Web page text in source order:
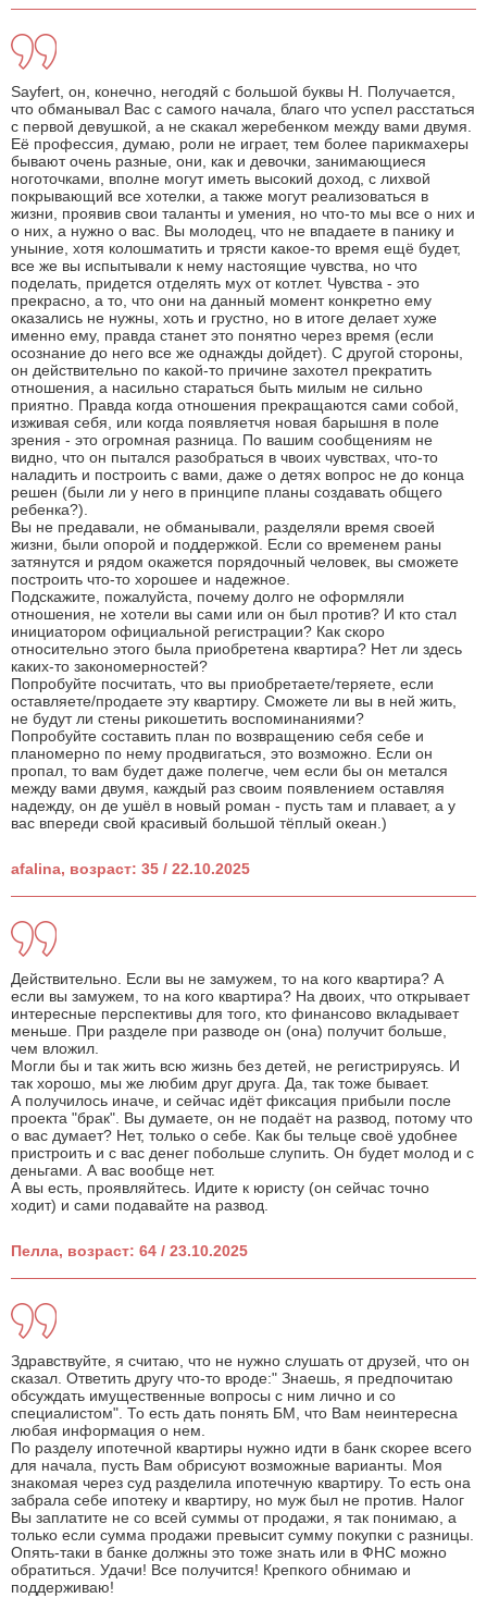
Sayfert, он, конечно, негодяй с большой буквы Н. Получается,
что обманывал Вас с самого начала, благо что успел расстаться
с первой девушкой, а не скакал жеребенком между вами двумя.
Её профессия, думаю, роли не играет, тем более парикмахеры
бывают очень разные, они, как и девочки, занимающиеся
ноготочками, вполне могут иметь высокий доход, с лихвой
покрывающий все хотелки, а также могут реализоваться в
жизни, проявив свои таланты и умения, но что-то мы все о них и
о них, а нужно о вас. Вы молодец, что не впадаете в панику и
уныние, хотя колошматить и трясти какое-то время ещё будет,
все же вы испытывали к нему настоящие чувства, но что
поделать, придется отделять мух от котлет. Чувства - это
прекрасно, а то, что они на данный момент конкретно ему
оказались не нужны, хоть и грустно, но в итоге делает хуже
именно ему, правда станет это понятно через время (если
осознание до него все же однажды дойдет). С другой стороны,
он действительно по какой-то причине захотел прекратить
отношения, а насильно стараться быть милым не сильно
приятно. Правда когда отношения прекращаются сами собой,
изживая себя, или когда появляетчя новая барышня в поле
зрения - это огромная разница. По вашим сообщениям не
видно, что он пытался разобраться в чвоих чувствах, что-то
наладить и построить с вами, даже о детях вопрос не до конца
решен (были ли у него в принципе планы создавать общего
ребенка?).
Вы не предавали, не обманывали, разделяли время своей
жизни, были опорой и поддержкой. Если со временем раны
затянутся и рядом окажется порядочный человек, вы сможете
построить что-то хорошее и надежное.
Подскажите, пожалуйста, почему долго не оформляли
отношения, не хотели вы сами или он был против? И кто стал
инициатором официальной регистрации? Как скоро
относительно этого была приобретена квартира? Нет ли здесь
каких-то закономерностей?
Попробуйте посчитать, что вы приобретаете/теряете, если
оставляете/продаете эту квартиру. Сможете ли вы в ней жить,
не будут ли стены рикошетить воспоминаниями?
Попробуйте составить план по возвращению себя себе и
планомерно по нему продвигаться, это возможно. Если он
пропал, то вам будет даже полегче, чем если бы он метался
между вами двумя, каждый раз своим появлением оставляя
надежду, он де ушёл в новый роман - пусть там и плавает, а у
вас впереди свой красивый большой тёплый океан.)
afalina, возраст: 35 / 22.10.2025
Действительно. Если вы не замужем, то на кого квартира? А
если вы замужем, то на кого квартира? На двоих, что открывает
интересные перспективы для того, кто финансово вкладывает
меньше. При разделе при разводе он (она) получит больше,
чем вложил.
Могли бы и так жить всю жизнь без детей, не регистрируясь. И
так хорошо, мы же любим друг друга. Да, так тоже бывает.
А получилось иначе, и сейчас идёт фиксация прибыли после
проекта "брак". Вы думаете, он не подаёт на развод, потому что
о вас думает? Нет, только о себе. Как бы тельце своё удобнее
пристроить и с вас денег побольше слупить. Он будет молод и с
деньгами. А вас вообще нет.
А вы есть, проявляйтесь. Идите к юристу (он сейчас точно
ходит) и сами подавайте на развод.
Пелла, возраст: 64 / 23.10.2025
Здравствуйте, я считаю, что не нужно слушать от друзей, что он
сказал. Ответить другу что-то вроде:" Знаешь, я предпочитаю
обсуждать имущественные вопросы с ним лично и со
специалистом". То есть дать понять БМ, что Вам неинтересна
любая информация о нем.
По разделу ипотечной квартиры нужно идти в банк скорее всего
для начала, пусть Вам обрисуют возможные варианты. Моя
знакомая через суд разделила ипотечную квартиру. То есть она
забрала себе ипотеку и квартиру, но муж был не против. Налог
Вы заплатите не со всей суммы от продажи, я так понимаю, а
только если сумма продажи превысит сумму покупки с разницы.
Опять-таки в банке должны это тоже знать или в ФНС можно
обратиться. Удачи! Все получится! Крепкого обнимаю и
поддерживаю!